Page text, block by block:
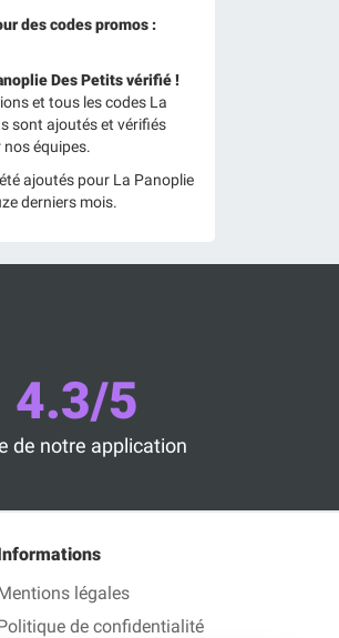
des codes promos :
Des Petits vérifié !
et tous les codes La
sont ajoutés et vérifiés
équipes.
ajoutés pour La Panoplie
derniers mois.
4.3/5
de notre application
légales
de confidentialité